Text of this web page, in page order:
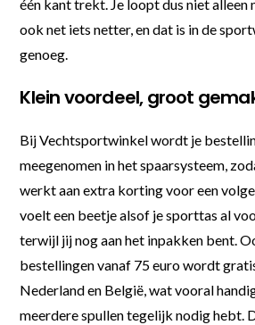
één kant trekt. Je loopt dus niet alleen
ook net iets netter, en dat is in de
genoeg.
Klein voordeel, groot
Bij Vechtsportwinkel wordt je
meegenomen in het spaarsysteem,
werkt aan extra korting voor een
voelt een beetje alsof je sporttas al
terwijl jij nog aan het inpakken bent.
bestellingen vanaf 75 euro wordt
Nederland en België, wat vooral
meerdere spullen tegelijk nodig hebt.